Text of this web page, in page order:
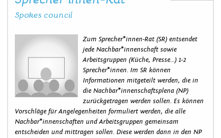
Spokes council
Zum Sprecher*innen-Rat (SR) entsendet
jede Nachbar*innenschaft sowie
Arbeitsgruppen (Küche, Presse...) 1-2
Sprecher*innen. Im SR können
Informationen mitgeteilt werden, die in
die Nachbar*innenschaftsplena (NP)
zurückgetragen werden sollen. Es können
Vorschläge für Angelegenheiten formuliert werden, die alle
Nachbar*innenschaften und Arbeitsgruppen gemeinsam
entscheiden und mittragen sollen. Diese werden dann in den NP